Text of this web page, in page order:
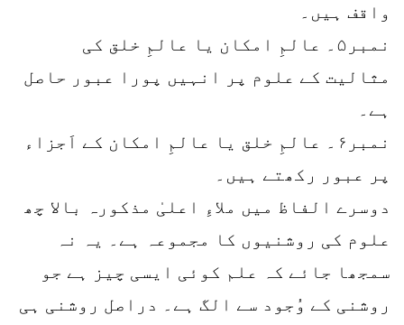
واقف ہیں۔
نمبر۵۔ عالمِ امکان یا عالمِ خلق کی
مثالیت کے علوم پر انہیں پورا عبور حاصل
ہے۔
نمبر۶۔ عالمِ خلق یا عالمِ امکان کے اَجزاء
پر عبور رکھتے ہیں۔
دوسرے الفاظ میں ملاءِ اعلیٰ مذکورہ بالا چھ
علوم کی روشنیوں کا مجموعہ ہے۔ یہ نہ
سمجھا جائے کہ علم کوئی ایسی چیز ہے جو
روشنی کے وُجود سے الگ ہے۔ دراصل روشنی ہی